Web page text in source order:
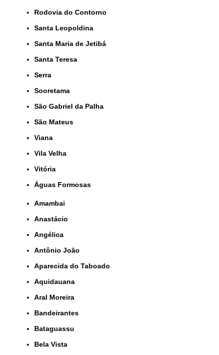
Rodovia do Contorno
Santa Leopoldina
Santa Maria de Jetibá
Santa Teresa
Serra
Sooretama
São Gabriel da Palha
São Mateus
Viana
Vila Velha
Vitória
Águas Formosas
Amambai
Anastácio
Angélica
Antônio João
Aparecida do Taboado
Aquidauana
Aral Moreira
Bandeirantes
Bataguassu
Bela Vista